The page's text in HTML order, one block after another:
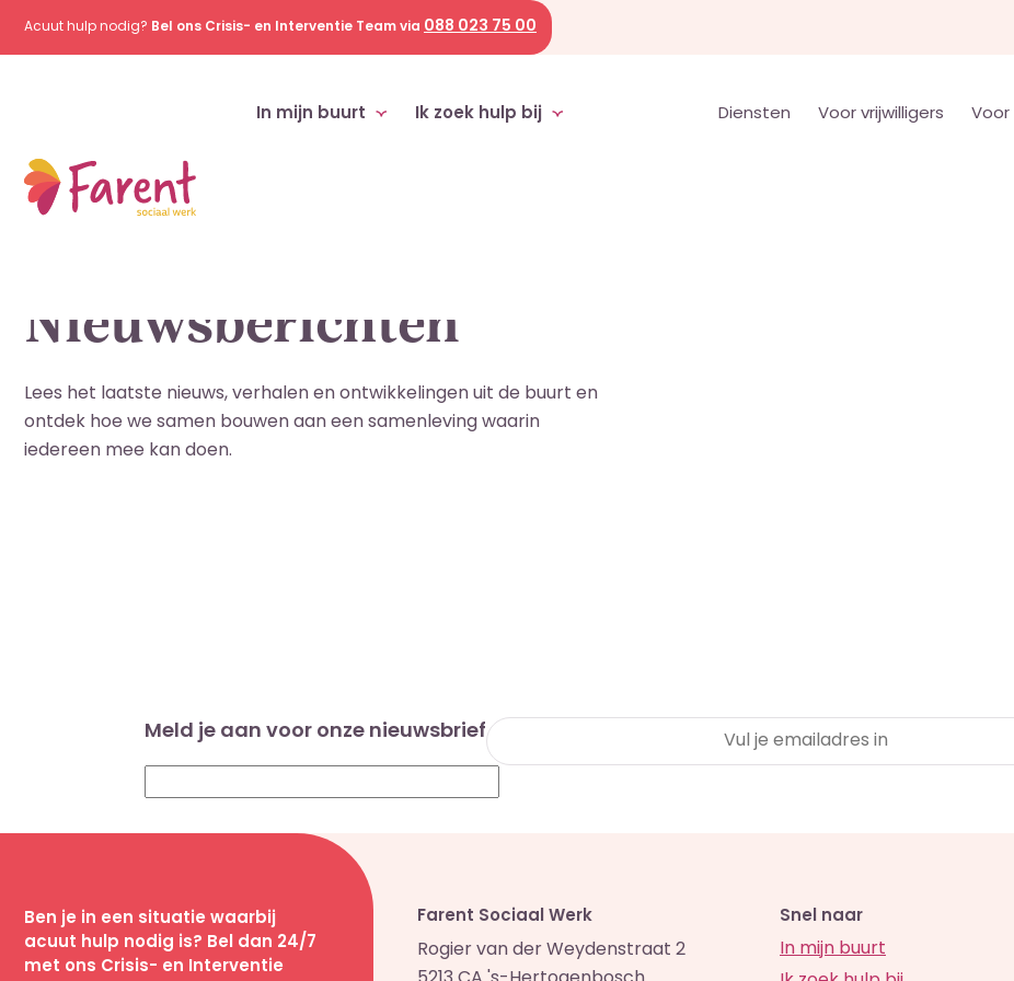
Acuut hulp nodig? Bel ons Crisis- en Interventie Team via 088 023 75 00
In mijn buurt Ik zoek hulp bij Diensten Voor vrijwilligers
Home
Nieuwsberichten
Lees het laatste nieuws, verhalen en ontwikkelingen uit de buurt en
ontdek hoe we samen bouwen aan een samenleving waarin
iedereen mee kan doen.
Meld je aan voor onze nieuwsbrief
Ben je in een situatie waarbij
acuut hulp nodig is? Bel dan 24/7
met ons Crisis- en Interventie
Farent Sociaal Werk
Rogier van der Weydenstraat 2
Snel naar
In mijn buurt